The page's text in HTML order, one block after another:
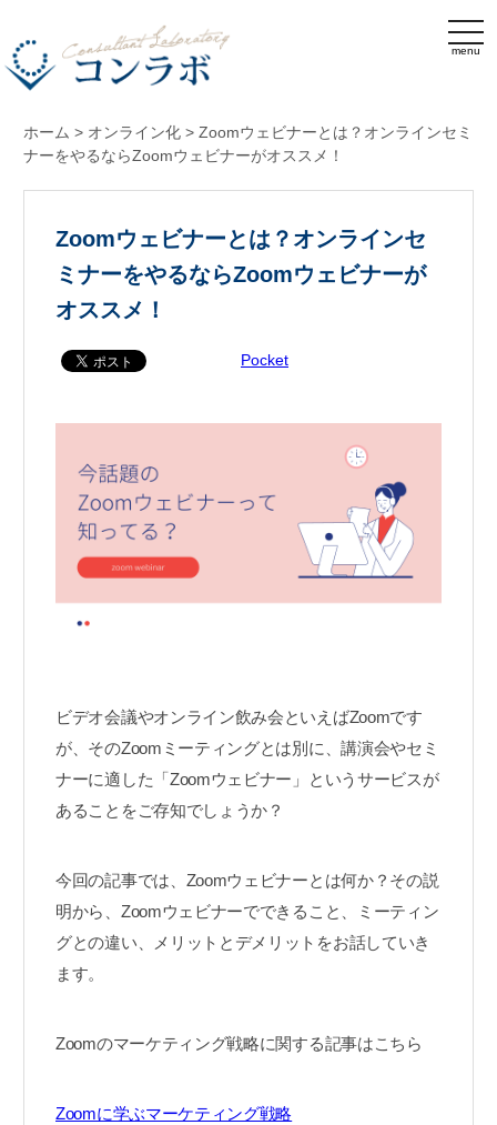
menu
ホーム > オンライン化 > Zoomウェビナーとは？オンラインセミ
ナーをやるならZoomウェビナーがオススメ！
Zoomウェビナーとは？オンラインセ
ミナーをやるならZoomウェビナーが
オススメ！
Pocket
ビデオ会議やオンライン飲み会といえばZoomです
が、そのZoomミーティングとは別に、講演会やセミ
ナーに適した「Zoomウェビナー」というサービスが
あることをご存知でしょうか？
今回の記事では、Zoomウェビナーとは何か？その説
明から、Zoomウェビナーでできること、ミーティン
グとの違い、メリットとデメリットをお話していき
ます。
Zoomのマーケティング戦略に関する記事はこちら
Zoomに学ぶマーケティング戦略